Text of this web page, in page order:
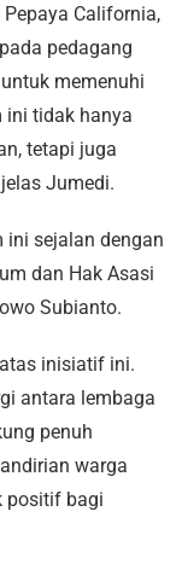
California,
pedagang
memenuhi
ini tidak hanya
tetapi juga
Jumedi.
ini sejalan dengan
dan Hak Asasi
Subianto.
inisiatif ini.
antara lembaga
penuh
warga
positif bagi